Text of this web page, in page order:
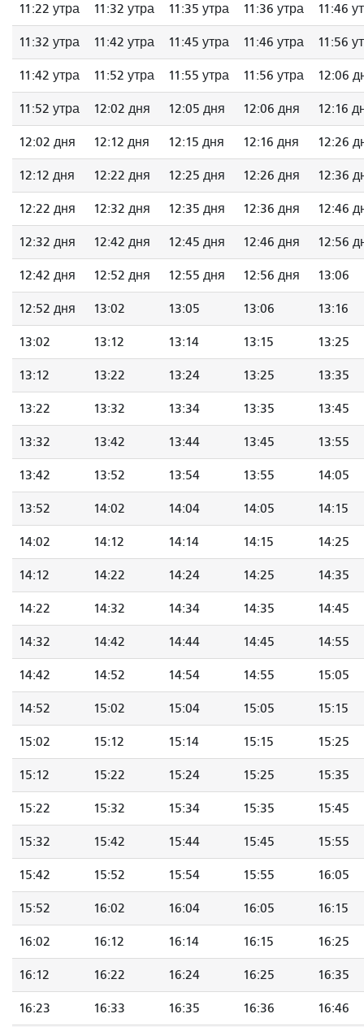
11:22 утра 11:32 утра 11:35 утра 11:36 утра 11:46
11:32 утра 11:42 утра 11:45 утра 11:46 утра 11:56
11:42 утра 11:52 утра 11:55 утра 11:56 утра 12:06
11:52 утра 12:02 дня 12:05 дня 12:06 дня 12:16
12:02 дня 12:12 дня 12:15 дня 12:16 дня 12:26
12:12 дня 12:22 дня 12:25 дня 12:26 дня 12:36
12:22 дня 12:32 дня 12:35 дня 12:36 дня 12:46
12:32 дня 12:42 дня 12:45 дня 12:46 дня 12:56
12:42 дня 12:52 дня 12:55 дня 12:56 дня 13:06
12:52 дня 13:02 13:05 13:06 13:16
13:02 13:12 13:14 13:15 13:25
13:12 13:22 13:24 13:25 13:35
13:22 13:32 13:34 13:35 13:45
13:32 13:42 13:44 13:45 13:55
13:42 13:52 13:54 13:55 14:05
13:52 14:02 14:04 14:05 14:15
14:02 14:12 14:14 14:15 14:25
14:12 14:22 14:24 14:25 14:35
14:22 14:32 14:34 14:35 14:45
14:32 14:42 14:44 14:45 14:55
14:42 14:52 14:54 14:55 15:05
14:52 15:02 15:04 15:05 15:15
15:02 15:12 15:14 15:15 15:25
15:12 15:22 15:24 15:25 15:35
15:22 15:32 15:34 15:35 15:45
15:32 15:42 15:44 15:45 15:55
15:42 15:52 15:54 15:55 16:05
15:52 16:02 16:04 16:05 16:15
16:02 16:12 16:14 16:15 16:25
16:12 16:22 16:24 16:25 16:35
16:23 16:33 16:35 16:36 16:46